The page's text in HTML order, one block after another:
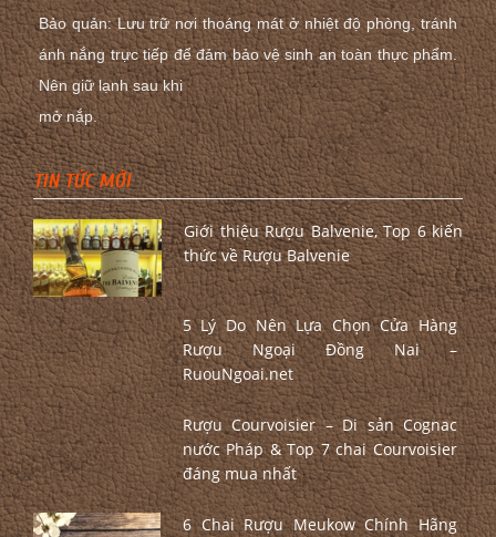
Bảo quản: Lưu trữ nơi thoáng mát ở nhiệt độ phòng, tránh
ánh nắng trực tiếp để đảm bảo vệ sinh an toàn thực phẩm.
Nên giữ lạnh sau khi
mở nắp.
TIN TỨC MỚI
Giới thiệu Rượu Balvenie, Top 6 kiến
thức về Rượu Balvenie
5 Lý Do Nên Lựa Chọn Cửa Hàng
Rượu Ngoại Đồng Nai –
RuouNgoai.net
Rượu Courvoisier – Di sản Cognac
nước Pháp & Top 7 chai Courvoisier
đáng mua nhất
6 Chai Rượu Meukow Chính Hãng